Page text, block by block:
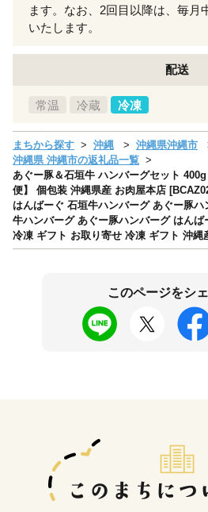
ます。なお、2回目以降は、毎月
いたします。
配送
常温 冷蔵 冷凍
まちから探す 沖縄
沖縄県沖縄市
沖縄県 沖縄市の返礼品一覧
あぐー豚＆石垣牛 ハンバーグセット
便】 個包装 沖縄県産 お肉屋本店
はんばーぐ 石垣牛ハンバーグ あぐー豚
牛ハンバーグ あぐー豚ハンバーグ はん
冷凍 ギフト お取り寄せ 冷凍 ギフト 沖縄
このページをシ